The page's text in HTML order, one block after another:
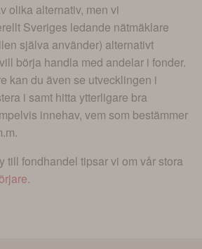
olika alternativ, men vi
Sveriges ledande nätmäklare
själva använder) alternativt
börja handla med andelar ifonder.
kan du även se utvecklingen i
i samt hitta ytterligare bra
innehav, vem som bestämmer
till fondhandel tipsar vi om vår stora
.